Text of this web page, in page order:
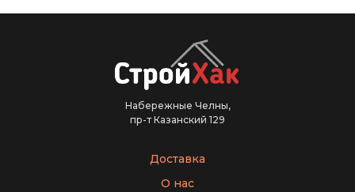
Набережные Челны,
пр-т Казанский 129
Доставка
О нас